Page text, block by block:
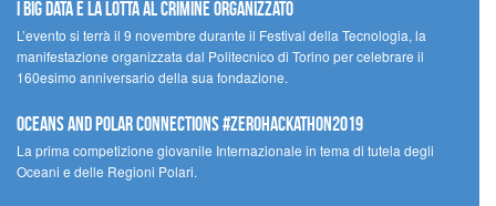
I Big Data e la lotta al crimine organizzato
L’evento si terrà il 9 novembre durante il Festival della Tecnologia, la
manifestazione organizzata dal Politecnico di Torino per celebrare il
160esimo anniversario della sua fondazione.
Oceans and Polar Connections #ZEROHackathon2019
La prima competizione giovanile Internazionale in tema di tutela degli
Oceani e delle Regioni Polari.